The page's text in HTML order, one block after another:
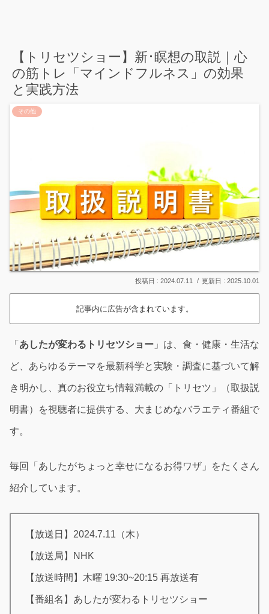
【トリセツショー】新･瞑想の取説｜心
の筋トレ「マインドフルネス」の効果
と実践方法
その他
2024.07.11 2025.10.01
記事内に広告が含まれています。
「 あしたが変わるトリセツショー 」は、食・健康・生活な
ど、あらゆるテーマを最新科学と実験・調査に基づいて解
き明かし、真のお役立ち情報満載の「トリセツ」（取扱説
明書）を視聴者に提供する、大まじめなバラエティ番組で
す。
毎回「あしたがちょっと幸せになるお得ワザ」をたくさん
紹介しています。
【放送日】2024.7.11（木）
【放送局】NHK
【放送時間】木曜 19:30~20:15 再放送有
【番組名】あしたが変わるトリセツショー